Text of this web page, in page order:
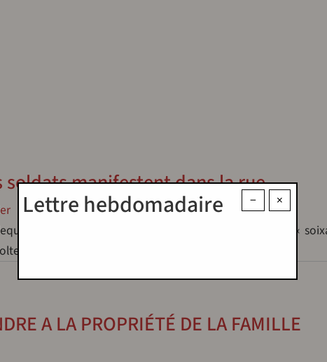
soldats manifestent dans la rue
les casernes sont restées presque muettes, l’esprit «
individuelles, soldats sanctionnés pour…
A LA PROPRIÉTÉ DE LA FAMILLE
×
−
Lettre hebdomadaire